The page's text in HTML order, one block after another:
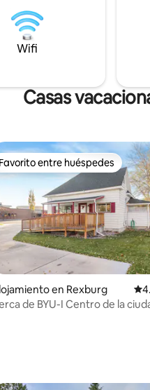
de grava y camino de
perros (15 USD/noche
2 perros como máximo.
Wifi
Casas
4.98 de 5, 115 reseñas
Favorito entre huéspedes
Favorito entre huéspedes
en Rexburg
de BYU-I Centro de la